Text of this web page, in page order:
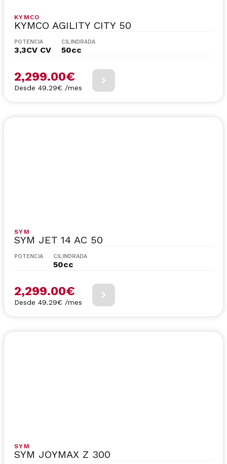
KYMCO
KYMCO AGILITY CITY 50
POTENCIA
3,3CV CV
CILINDRADA
50cc
2,299.00€
Desde 49.29€ /mes
SYM
SYM JET 14 AC 50
POTENCIA CILINDRADA
50cc
2,299.00€
Desde 49.29€ /mes
SYM
SYM JOYMAX Z 300